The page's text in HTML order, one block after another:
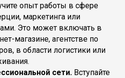
опыт работы в сфере
маркетинга или
Это может включать в
магазине, агентстве по
в области логистики или
сети. Вступайте